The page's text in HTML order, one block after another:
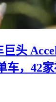
头
车，42